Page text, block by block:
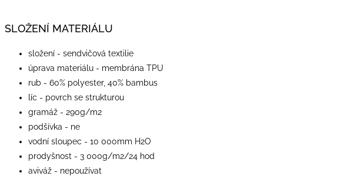
SLOŽENÍ MATERIÁLU
složení - sendvičová textilie
úprava materiálu - membrána TPU
rub - 60% polyester, 40% bambus
líc - povrch se strukturou
gramáž - 290g/m2
podšívka - ne
vodní sloupec - 10 000mm H2O
prodyšnost - 3 000g/m2/24 hod
aviváž - nepoužívat